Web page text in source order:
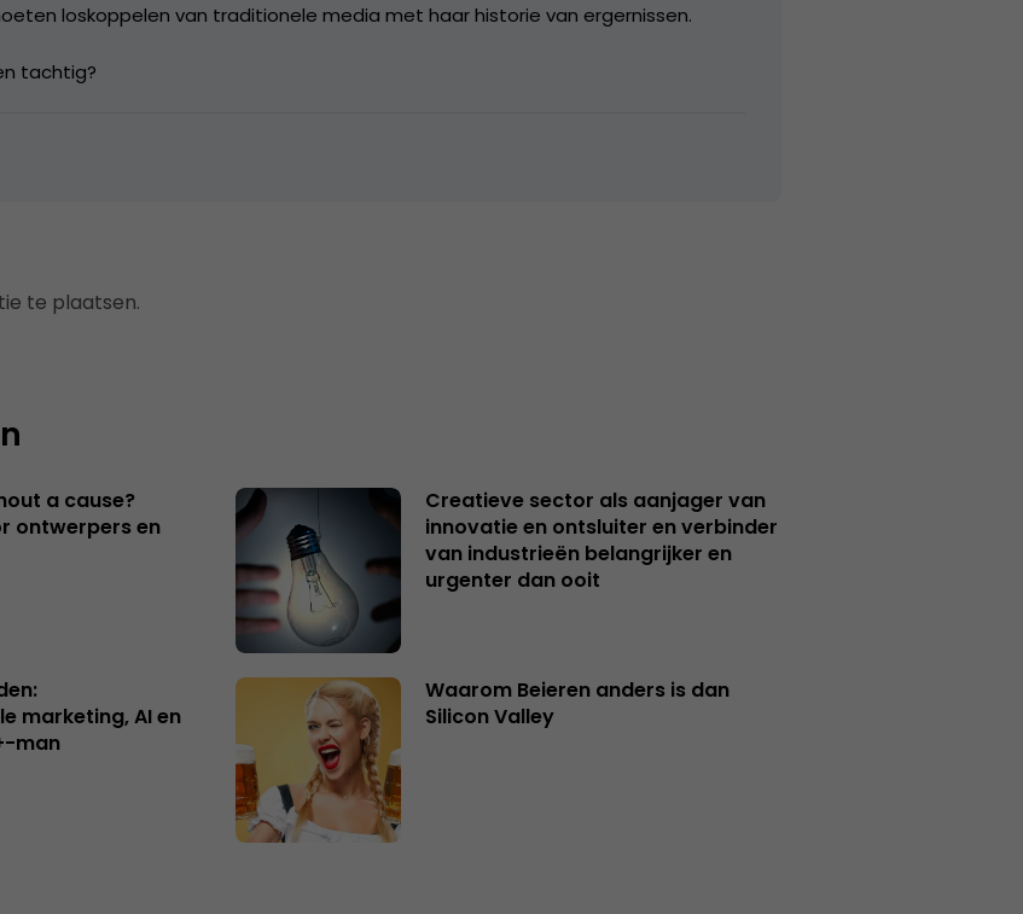
loskoppelen van traditionele media met haar historie van ergernissen.
tachtig?
te plaatsen.
a cause?
ontwerpers en
Creatieve sector als aanjager van
innovatie en ontsluiter en verbinder
van industrieën belangrijker en
urgenter dan ooit
marketing, AI en
man
Waarom Beieren anders is dan
Silicon Valley